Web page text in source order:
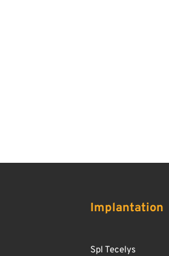
Implantation
Spl Tecelys